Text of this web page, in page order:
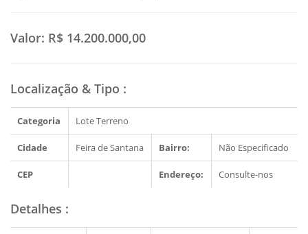
Valor: R$ 14.200.000,00
Localização & Tipo :
Categoria Lote Terreno
Cidade Feira de Santana Bairro: Não Especificado
CEP Endereço: Consulte-nos
Detalhes :